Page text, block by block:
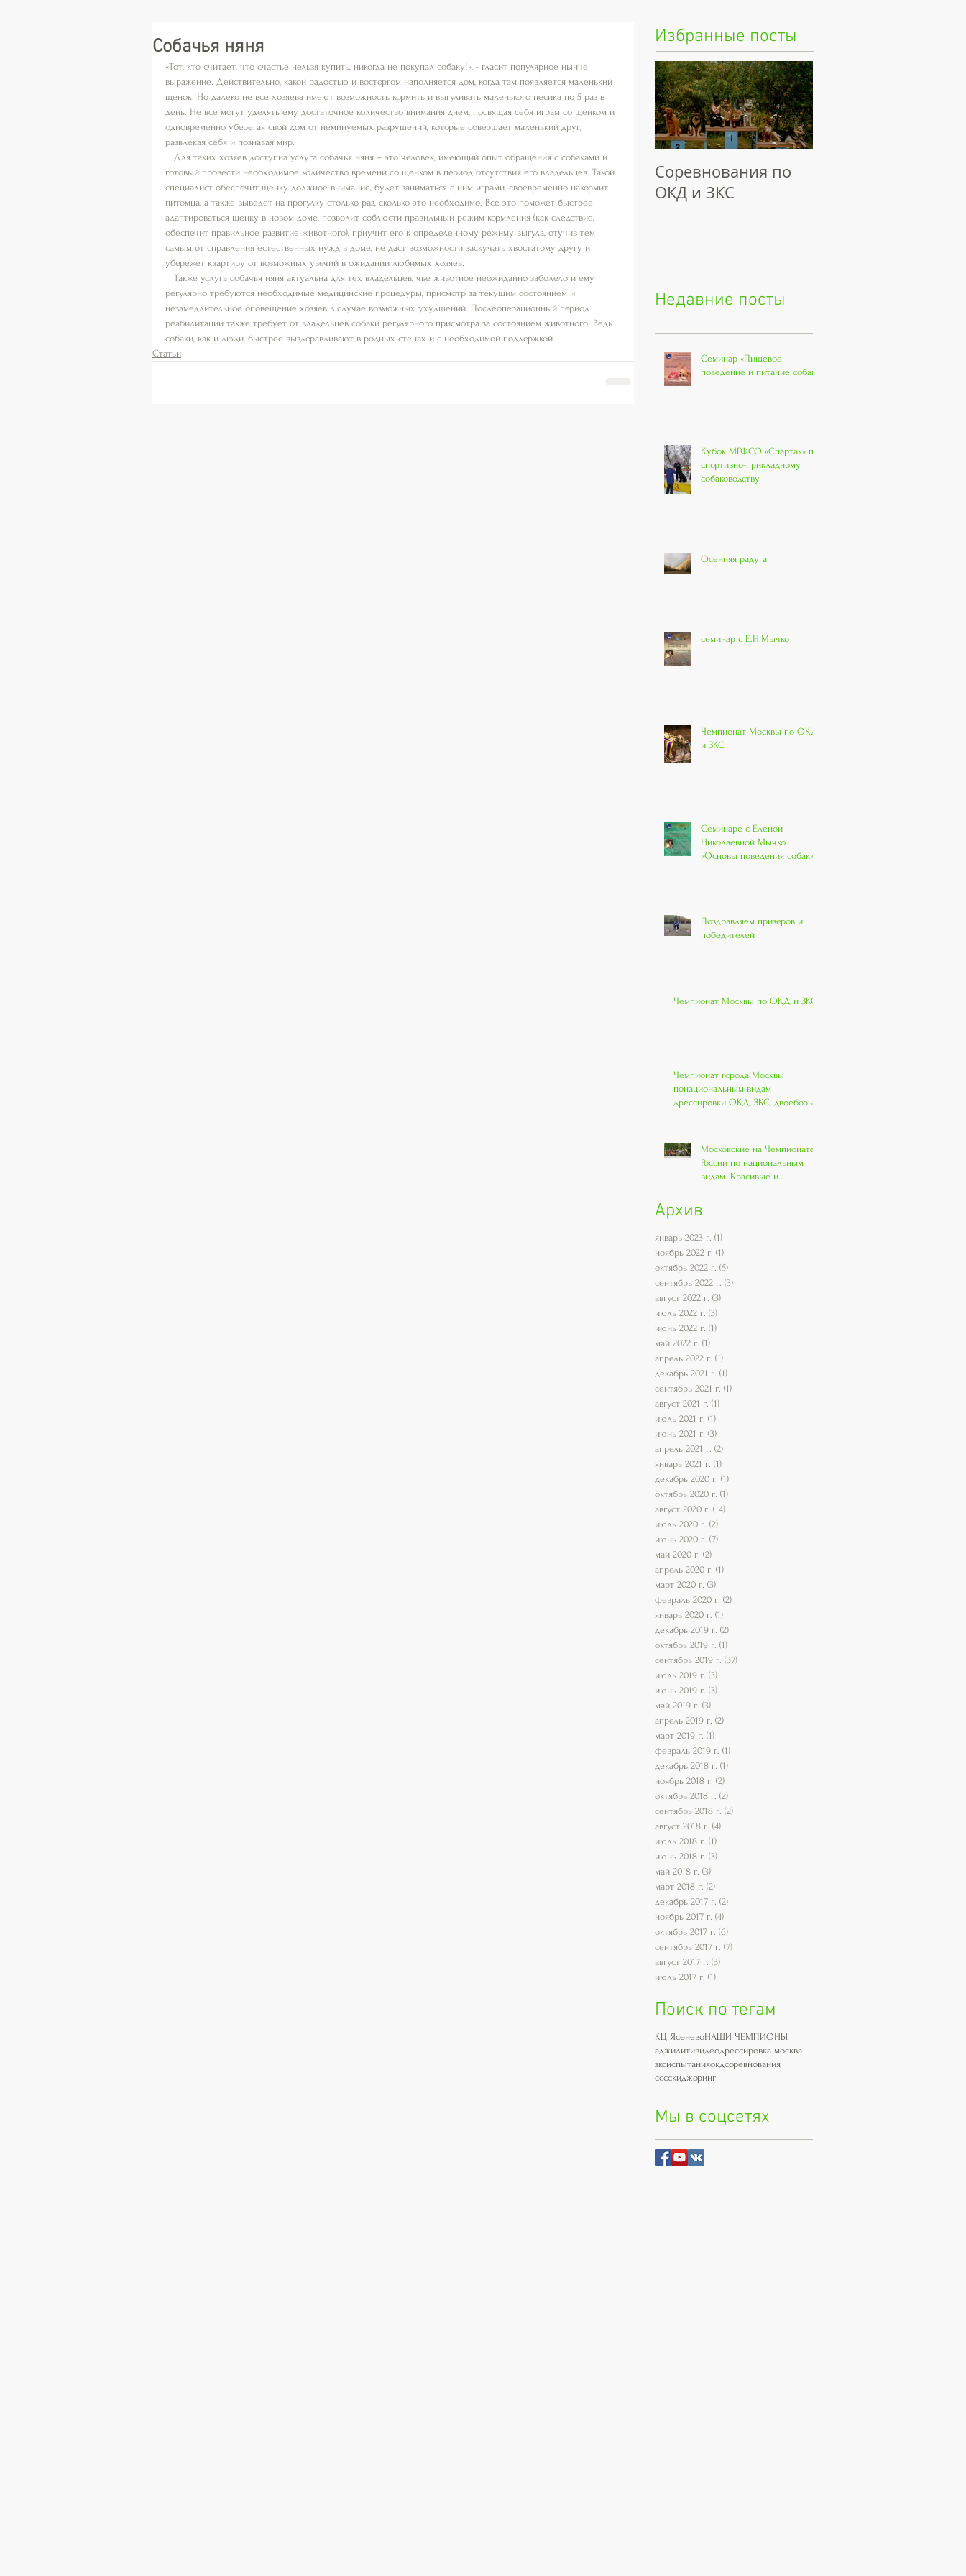
Собачья няня
«Тот, кто считает, что счастье нельзя купить, никогда не покупал собаку!», - гласит популярное нынче
выражение. Действительно, какой радостью и восторгом наполняется дом, когда там появляется маленький
щенок. Но далеко не все хозяева имеют возможность кормить и выгуливать маленького песика по 5 раз в
день. Не все могут уделять ему достаточное количество внимания днем, посвящая себя играм со щенком и
одновременно уберегая свой дом от неминуемых разрушений, которые совершает маленький друг,
развлекая себя и познавая мир.
Для таких хозяев доступна услуга собачья няня – это человек, имеющий опыт обращения с собаками и
готовый провести необходимое количество времени со щенком в период отсутствия его владельцев. Такой
специалист обеспечит щенку должное внимание, будет заниматься с ним играми, своевременно накормит
питомца, а также выведет на прогулку столько раз, сколько это необходимо. Все это поможет быстрее
адаптироваться щенку в новом доме, позволит соблюсти правильный режим кормления (как следствие,
обеспечит правильное развитие животного), приучит его к определенному режиму выгула, отучив тем
самым от справления естественных нужд в доме, не даст возможности заскучать хвостатому другу и
убережет квартиру от возможных увечий в ожидании любимых хозяев.
Также услуга собачья няня актуальна для тех владельцев, чье животное неожиданно заболело и ему
регулярно требуются необходимые медицинские процедуры, присмотр за текущим состоянием и
незамедлительное оповещение хозяев в случае возможных ухудшений. Послеоперационный период
реабилитации также требует от владельцев собаки регулярного присмотра за состоянием животного. Ведь
собаки, как и люди, быстрее выздоравливают в родных стенах и с необходимой поддержкой.
Статьи
Избранные посты
Соревнования по
ОКД и ЗКС
Недавние посты
Семинар «Пищевое
поведение и питание собак»
Кубок МГФСО «Спартак» по
спортивно-прикладному
собаководству
Осенняя радуга
семинар с Е.Н.Мычко
Чемпионат Москвы по ОКД
и ЗКС
Семинаре с Еленой
Николаевной Мычко
«Основы поведения собак»
Поздравляем призеров и
победителей
Чемпионат Москвы по ОКД и ЗКС
Чемпионат города Москвы
понациональным видам
дрессировки ОКД, ЗКС, двоеборье.
Московские на Чемпионате
России по национальным
видам. Красивые и
Архив
январь 2023 г. (1)
ноябрь 2022 г. (1)
октябрь 2022 г. (5)
сентябрь 2022 г. (3)
август 2022 г. (3)
июль 2022 г. (3)
июнь 2022 г. (1)
май 2022 г. (1)
апрель 2022 г. (1)
декабрь 2021 г. (1)
сентябрь 2021 г. (1)
август 2021 г. (1)
июль 2021 г. (1)
июнь 2021 г. (3)
апрель 2021 г. (2)
январь 2021 г. (1)
декабрь 2020 г. (1)
октябрь 2020 г. (1)
август 2020 г. (14)
июль 2020 г. (2)
июнь 2020 г. (7)
май 2020 г. (2)
апрель 2020 г. (1)
март 2020 г. (3)
февраль 2020 г. (2)
январь 2020 г. (1)
декабрь 2019 г. (2)
октябрь 2019 г. (1)
сентябрь 2019 г. (37)
июль 2019 г. (3)
июнь 2019 г. (3)
май 2019 г. (3)
апрель 2019 г. (2)
март 2019 г. (1)
февраль 2019 г. (1)
декабрь 2018 г. (1)
ноябрь 2018 г. (2)
октябрь 2018 г. (2)
сентябрь 2018 г. (2)
август 2018 г. (4)
июль 2018 г. (1)
июнь 2018 г. (3)
май 2018 г. (3)
март 2018 г. (2)
декабрь 2017 г. (2)
ноябрь 2017 г. (4)
октябрь 2017 г. (6)
сентябрь 2017 г. (7)
август 2017 г. (3)
июль 2017 г. (1)
Поиск по тегам
КЦ ЯсеневоНАШИ ЧЕМПИОНЫ
аджилитивидеодрессировка москва
зксиспытанияокдсоревнования
сссскиджоринг
Мы в соцсетях